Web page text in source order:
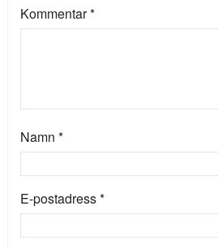
Kommentar*
Namn *
E-postadress*